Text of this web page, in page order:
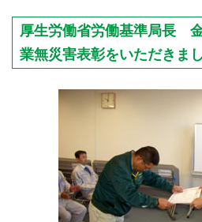
厚生労働省労働基準局長
業無災害表彰をいただきまし